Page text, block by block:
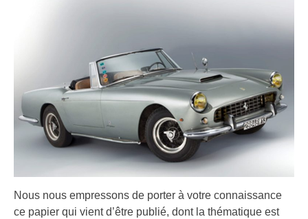
Nous nous empressons de porter à votre connaissance
ce papier qui vient d’être publié, dont la thématique est